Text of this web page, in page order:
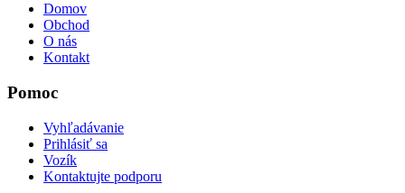
Domov
Obchod
O nás
Kontakt
Pomoc
Vyhľadávanie
Prihlásiť sa
Vozík
Kontaktujte podporu